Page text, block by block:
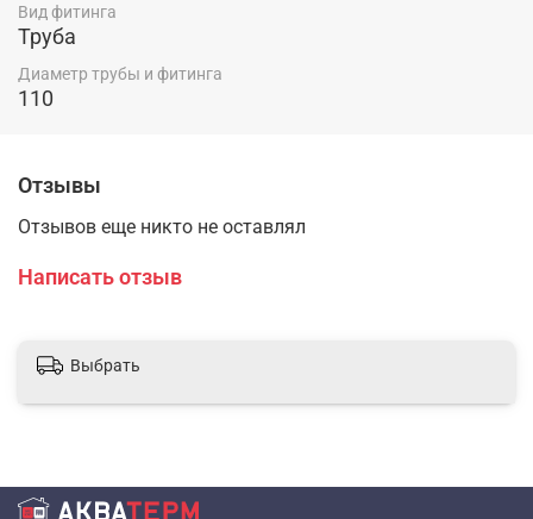
Вид фитинга
Труба
Диаметр трубы и фитинга
110
Отзывы
Отзывов еще никто не оставлял
Написать отзыв
Выбрать